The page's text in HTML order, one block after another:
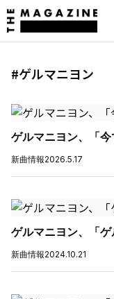
#ゲルマニヨン
ゲルマニヨン、「
新曲情報2026.5.17
ゲルマニヨン、「
新曲情報2024.10.21